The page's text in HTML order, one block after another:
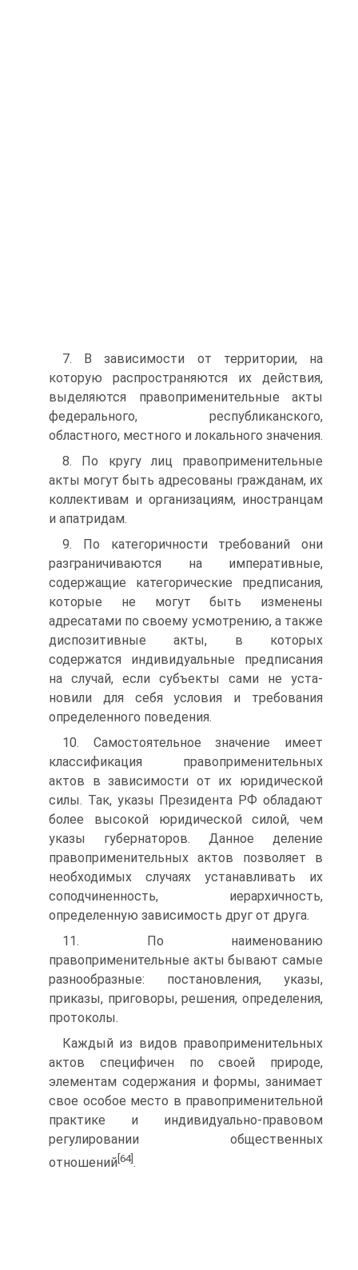
7. В зависимости от территории, на
которую распространя­ются их действия,
выделяются правоприменительные акты
феде­рального, республиканского,
областного, местного и локального значения.
8. По кругу лиц правоприменительные
акты могут быть адре­сованы гражданам, их
коллективам и организациям, иностран­цам
и апатридам.
9. По категоричности требований они
разграничиваются на императивные,
содержащие категорические предписания,
ко­торые не могут быть изменены
адресатами по своему усмотре­нию, а также
диспозитивные акты, в которых
содержатся инди­видуальные предписания
на случай, если субъекты сами не уста­
новили для себя условия и требования
определенного поведения.
10. Самостоятельное значение имеет
классификация право­применительных
актов в зависимости от их юридической
силы. Так, указы Президента РФ обладают
более высокой юридической силой, чем
указы губернаторов. Данное деление
правопримени­тельных актов позволяет в
необходимых случаях устанавливать их
соподчиненность, иерархичность,
определенную зависимость друг от друга.
11. По наименованию
правоприменительные акты бывают самые
разнообразные: постановления, указы,
приказы, пригово­ры, решения, определения,
протоколы.
Каждый из видов правоприменительных
актов специфичен по своей природе,
элементам содержания и формы, занимает
свое особое место в правоприменительной
практике и индивидуаль­но-правовом
регулировании общественных
отношений [64].